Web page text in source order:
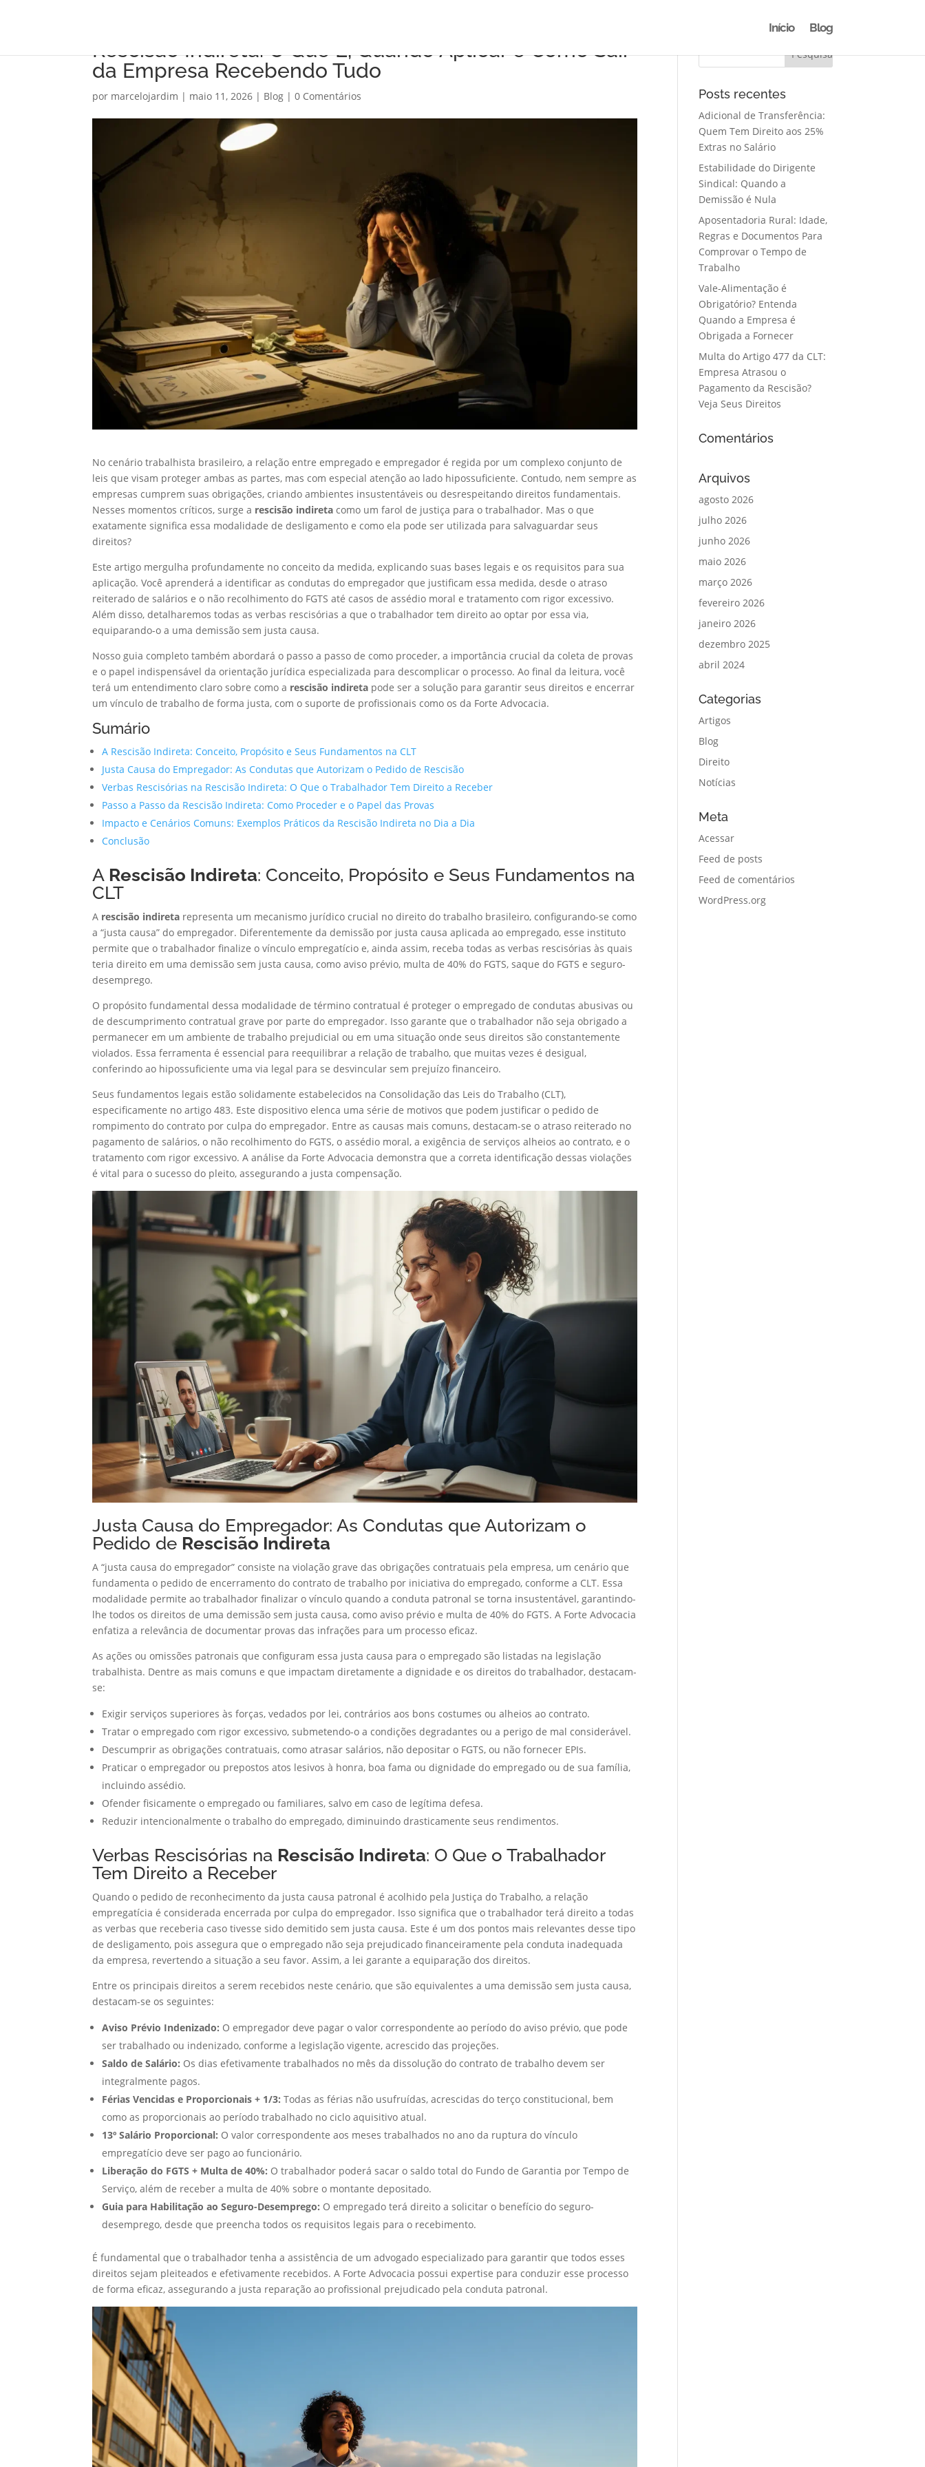
Início Blog
Rescisão Indireta: O Que É, Quando Aplicar e Como Sair
da Empresa Recebendo Tudo
por marcelojardim | maio 11, 2026 | Blog |0 Comentários
No cenário trabalhista brasileiro, a relação entre empregado e empregador é regida por um complexo conjunto de
leis que visam proteger ambas as partes, mas com especial atenção ao lado hipossuficiente. Contudo, nem sempre as
empresas cumprem suas obrigações, criando ambientes insustentáveis ou desrespeitando direitos fundamentais.
Nesses momentos críticos, surge a rescisão indireta como um farol de justiça para o trabalhador. Mas o que
exatamente significa essa modalidade de desligamento e como ela pode ser utilizada para salvaguardar seus
direitos?
Este artigo mergulha profundamente no conceito da medida, explicando suas bases legais e os requisitos para sua
aplicação. Você aprenderá a identificar as condutas do empregador que justificam essa medida, desde o atraso
reiterado de salários e o não recolhimento do FGTS até casos de assédio moral e tratamento com rigor excessivo.
Além disso, detalharemos todas as verbas rescisórias a que o trabalhador tem direito ao optar por essa via,
equiparando-o a uma demissão sem justa causa.
Nosso guia completo também abordará o passo a passo de como proceder, a importância crucial da coleta de provas
e o papel indispensável da orientação jurídica especializada para descomplicar o processo. Ao final da leitura, você
terá um entendimento claro sobre como a rescisão indireta pode ser a solução para garantir seus direitos e encerrar
um vínculo de trabalho de forma justa, com o suporte de profissionais como os da Forte Advocacia.
Sumário
A Rescisão Indireta: Conceito, Propósito e Seus Fundamentos na CLT
Justa Causa do Empregador: As Condutas que Autorizam o Pedido de Rescisão
Verbas Rescisórias na Rescisão Indireta: O Que o Trabalhador Tem Direito a Receber
Passo a Passo da Rescisão Indireta: Como Proceder e o Papel das Provas
Impacto e Cenários Comuns: Exemplos Práticos da Rescisão Indireta no Dia a Dia
Conclusão
A Rescisão Indireta: Conceito, Propósito e Seus Fundamentos na
CLT
A rescisão indireta representa um mecanismo jurídico crucial no direito do trabalho brasileiro, configurando-se como
a “justa causa” do empregador. Diferentemente da demissão por justa causa aplicada ao empregado, esse instituto
permite que o trabalhador finalize o vínculo empregatício e, ainda assim, receba todas as verbas rescisórias às quais
teria direito em uma demissão sem justa causa, como aviso prévio, multa de 40% do FGTS, saque do FGTS e seguro-
desemprego.
O propósito fundamental dessa modalidade de término contratual é proteger o empregado de condutas abusivas ou
de descumprimento contratual grave por parte do empregador. Isso garante que o trabalhador não seja obrigado a
permanecer em um ambiente de trabalho prejudicial ou em uma situação onde seus direitos são constantemente
violados. Essa ferramenta é essencial para reequilibrar a relação de trabalho, que muitas vezes é desigual,
conferindo ao hipossuficiente uma via legal para se desvincular sem prejuízo financeiro.
Seus fundamentos legais estão solidamente estabelecidos na Consolidação das Leis do Trabalho (CLT),
especificamente no artigo 483. Este dispositivo elenca uma série de motivos que podem justificar o pedido de
rompimento do contrato por culpa do empregador. Entre as causas mais comuns, destacam-se o atraso reiterado no
pagamento de salários, o não recolhimento do FGTS, o assédio moral, a exigência de serviços alheios ao contrato, e o
tratamento com rigor excessivo. A análise da Forte Advocacia demonstra que a correta identificação dessas violações
é vital para o sucesso do pleito, assegurando a justa compensação.
Justa Causa do Empregador: As Condutas que Autorizam o
Pedido de Rescisão Indireta
A “justa causa do empregador” consiste na violação grave das obrigações contratuais pela empresa, um cenário que
fundamenta o pedido de encerramento do contrato de trabalho por iniciativa do empregado, conforme a CLT. Essa
modalidade permite ao trabalhador finalizar o vínculo quando a conduta patronal se torna insustentável, garantindo-
lhe todos os direitos de uma demissão sem justa causa, como aviso prévio e multa de 40% do FGTS. A Forte Advocacia
enfatiza a relevância de documentar provas das infrações para um processo eficaz.
As ações ou omissões patronais que configuram essa justa causa para o empregado são listadas na legislação
trabalhista. Dentre as mais comuns e que impactam diretamente a dignidade e os direitos do trabalhador, destacam-
se:
Exigir serviços superiores às forças, vedados por lei, contrários aos bons costumes ou alheios ao contrato.
Tratar o empregado com rigor excessivo, submetendo-o a condições degradantes ou a perigo de mal considerável.
Descumprir as obrigações contratuais, como atrasar salários, não depositar o FGTS, ou não fornecer EPIs.
Praticar o empregador ou prepostos atos lesivos à honra, boa fama ou dignidade do empregado ou de sua família,
incluindo assédio.
Ofender fisicamente o empregado ou familiares, salvo em caso de legítima defesa.
Reduzir intencionalmente o trabalho do empregado, diminuindo drasticamente seus rendimentos.
Verbas Rescisórias na Rescisão Indireta: O Que o Trabalhador
Tem Direito a Receber
Quando o pedido de reconhecimento da justa causa patronal é acolhido pela Justiça do Trabalho, a relação
empregatícia é considerada encerrada por culpa do empregador. Isso significa que o trabalhador terá direito a todas
as verbas que receberia caso tivesse sido demitido sem justa causa. Este é um dos pontos mais relevantes desse tipo
de desligamento, pois assegura que o empregado não seja prejudicado financeiramente pela conduta inadequada
da empresa, revertendo a situação a seu favor. Assim, a lei garante a equiparação dos direitos.
Entre os principais direitos a serem recebidos neste cenário, que são equivalentes a uma demissão sem justa causa,
destacam-se os seguintes:
Aviso Prévio Indenizado: O empregador deve pagar o valor correspondente ao período do aviso prévio, que pode
ser trabalhado ou indenizado, conforme a legislação vigente, acrescido das projeções.
Saldo de Salário: Os dias efetivamente trabalhados no mês da dissolução do contrato de trabalho devem ser
integralmente pagos.
Férias Vencidas e Proporcionais + 1/3: Todas as férias não usufruídas, acrescidas do terço constitucional, bem
como as proporcionais ao período trabalhado no ciclo aquisitivo atual.
13º Salário Proporcional: O valor correspondente aos meses trabalhados no ano da ruptura do vínculo
empregatício deve ser pago ao funcionário.
Liberação do FGTS + Multa de 40%: O trabalhador poderá sacar o saldo total do Fundo de Garantia por Tempo de
Serviço, além de receber a multa de 40% sobre o montante depositado.
Guia para Habilitação ao Seguro-Desemprego: O empregado terá direito a solicitar o benefício do seguro-
desemprego, desde que preencha todos os requisitos legais para o recebimento.
É fundamental que o trabalhador tenha a assistência de um advogado especializado para garantir que todos esses
direitos sejam pleiteados e efetivamente recebidos. A Forte Advocacia possui expertise para conduzir esse processo
de forma eficaz, assegurando a justa reparação ao profissional prejudicado pela conduta patronal.
Posts recentes
Adicional de Transferência:
Quem Tem Direito aos 25%
Extras no Salário
Estabilidade do Dirigente
Sindical: Quando a
Demissão é Nula
Aposentadoria Rural: Idade,
Regras e Documentos Para
Comprovar o Tempo de
Trabalho
Vale-Alimentação é
Obrigatório? Entenda
Quando a Empresa é
Obrigada a Fornecer
Multa do Artigo 477 da CLT:
Empresa Atrasou o
Pagamento da Rescisão?
Veja Seus Direitos
Comentários
Arquivos
agosto 2026
julho 2026
junho 2026
maio 2026
março 2026
fevereiro 2026
janeiro 2026
dezembro 2025
abril 2024
Categorias
Artigos
Blog
Direito
Notícias
Meta
Acessar
Feed de posts
Feed de comentários
WordPress.org